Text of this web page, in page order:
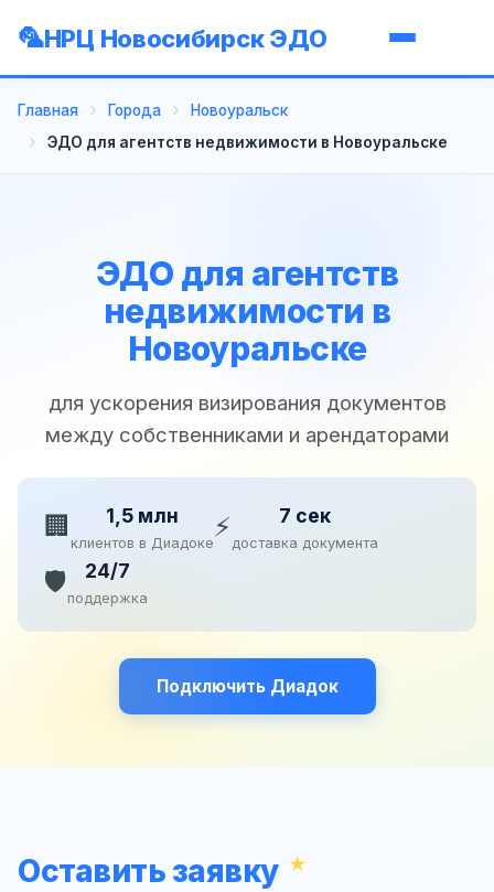
НРЦ Новосибирск ЭДО
Главная Города
Новоуральск
ЭДО для агентств недвижимости в Новоуральске
ЭДО для агентств
недвижимости в
Новоуральске
для ускорения визирования документов
между собственниками и арендаторами
🏢 1,5 млн
клиентов в Диадоке⚡ 7 сек
доставка документа
🛡️ 24/7
поддержка
Подключить Диадок
Оставить заявку